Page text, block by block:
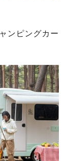
ンピングカー